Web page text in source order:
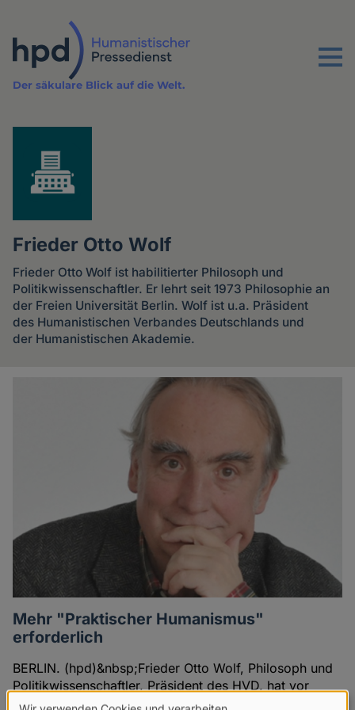
Inhalt
Menu
Der säkulare Blick auf die Welt.
Frieder Otto Wolf
Frieder Otto Wolf ist habilitierter Philosoph und
Politikwissenschaftler. Er lehrt seit 1973 Philosophie an
der Freien Universität Berlin. Wolf ist u.a. Präsident
des Humanistischen Verbandes Deutschlands und
der Humanistischen Akademie.
Mehr "Praktischer Humanismus"
erforderlich
BERLIN. (hpd)&nbsp;Frieder Otto Wolf, Philosoph und
Politikwissenschaftler, Präsident des HVD, hat vor
wenigen Tagen in einem Beitrag für die diesseits